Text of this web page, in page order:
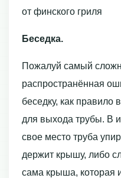
от финского гриля
Беседка.
Пожалуй самый
распространённая
беседку, как правило
для выхода трубы. В
свое место труба
держит крышу, либо
сама крыша, которая